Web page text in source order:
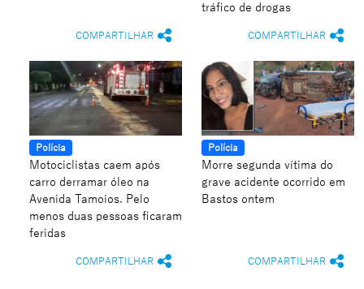
COMPARTILHAR
tráfico de drogas
COMPARTILHAR
Polícia
Motociclistas caem após
carro derramar óleo na
Avenida Tamoios. Pelo
menos duas pessoas ficaram
feridas
COMPARTILHAR
Polícia
Morre segunda vítima do
grave acidente ocorrido em
Bastos ontem
COMPARTILHAR